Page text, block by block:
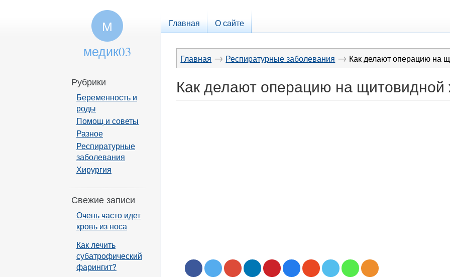
Главная О сайте
Главная → Респиратурные заболевания → Как делают операцию на
Как делают операцию на щитовидной
М
медик03
Рубрики
Беременность и
роды
Помощ и советы
Разное
Респиратурные
заболевания
Хирургия
Свежие записи
Очень часто идет
кровь из носа
Как лечить
субатрофический
фарингит?